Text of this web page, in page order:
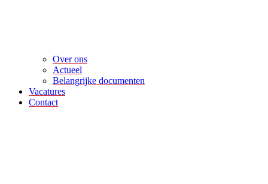
Over ons
Actueel
Belangrijke documenten
Vacatures
Contact